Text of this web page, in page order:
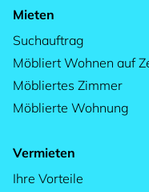
Mieten
Suchauftrag
Möbliert Wohnen auf
Möbliertes Zimmer
Möblierte Wohnung
Vermieten
Ihre Vorteile